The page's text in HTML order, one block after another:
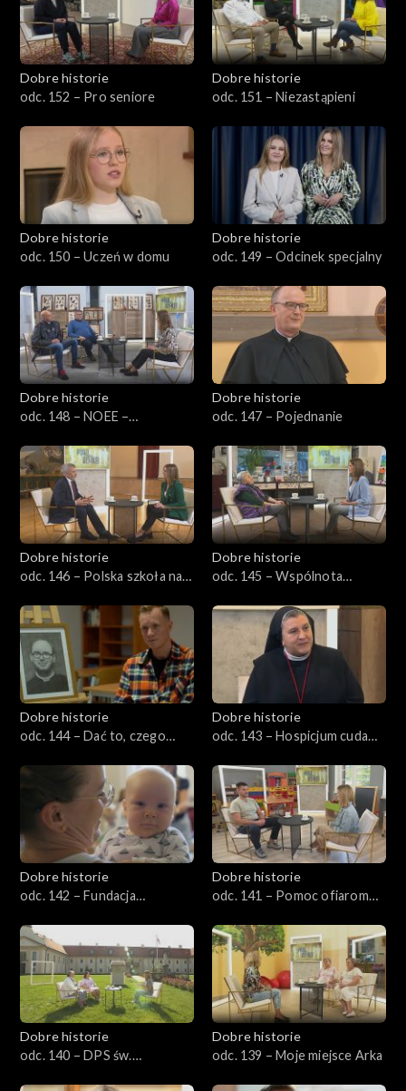
Dobre historie
odc. 152 – Pro seniore
Dobre historie
odc. 151 – Niezastąpieni
Dobre historie
odc. 150 – Uczeń w domu
Dobre historie
odc. 149 – Odcinek specjalny
Dobre historie
odc. 148 – NOEE –
Edukacji Ekologicznej
Dobre historie
odc. 147 – Pojednanie
Dobre historie
odc. 146 – Polska szkoła na
Dobre historie
odc. 145 – Wspólnota
Dobre historie
odc. 144 – Dać to, czego
Dobre historie
odc. 143 – Hospicjum cudami
Dobre historie
odc. 142 – Fundacja
Dobre historie
odc. 141 – Pomoc ofiarom
Dobre historie
odc. 140 – DPS św.
Dobre historie
odc. 139 – Moje miejsce Arka